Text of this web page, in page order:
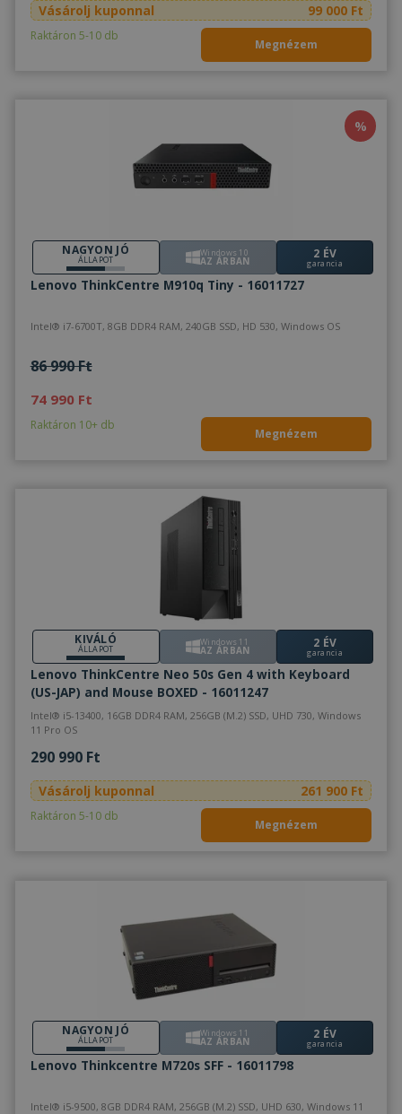
Vásárolj kuponnal 99 000 Ft
Raktáron 5-10 db
Megnézem
%
NAGYON JÓ
ÁLLAPOT
Windows 10
AZ ÁRBAN 2 ÉV
garancia
Lenovo ThinkCentre M910q Tiny - 16011727
Intel® i7-6700T, 8GB DDR4 RAM, 240GB SSD, HD 530, Windows OS
86 990 Ft
74 990 Ft
Raktáron 10+ db
Megnézem
KIVÁLÓ
ÁLLAPOT
Windows 11
AZ ÁRBAN 2 ÉV
garancia
Lenovo ThinkCentre Neo 50s Gen 4 with Keyboard
(US-JAP) and Mouse BOXED - 16011247
Intel® i5-13400, 16GB DDR4 RAM, 256GB (M.2) SSD, UHD 730, Windows
11 Pro OS
290 990 Ft
Vásárolj kuponnal 261 900 Ft
Raktáron 5-10 db
Megnézem
NAGYON JÓ
ÁLLAPOT
Windows 11
AZ ÁRBAN 2 ÉV
garancia
Lenovo Thinkcentre M720s SFF - 16011798
Intel® i5-9500, 8GB DDR4 RAM, 256GB (M.2) SSD, UHD 630, Windows 11